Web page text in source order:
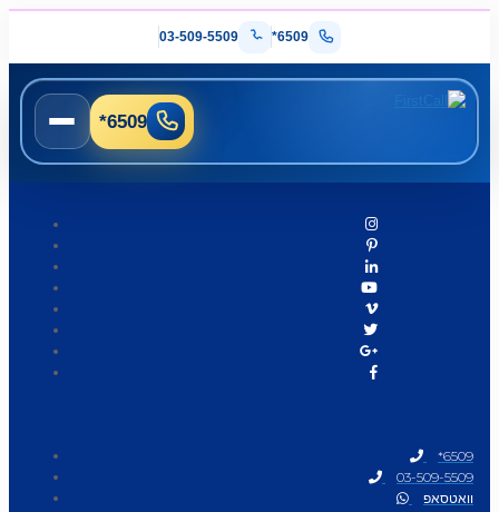
*6509
03-509-5509
*6509
*6509
03-509-5509
וואטסאפ